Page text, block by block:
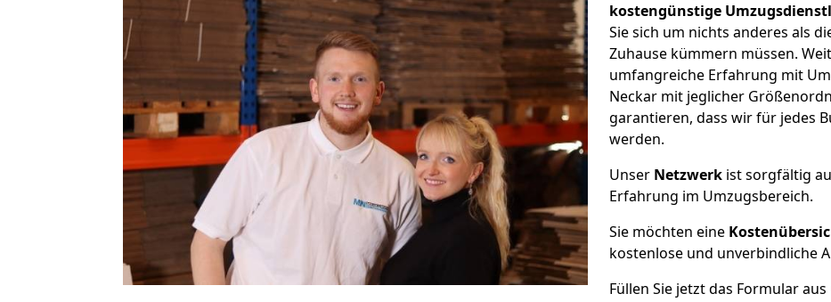
kostengünstige
Sie sich um nichts anderes als
Zuhause kümmern müssen.
umfangreiche Erfahrung mit
Neckar mit jeglicher
garantieren, dass wir für jedes
werden.
Unser Netzwerk ist sorgfältig
Erfahrung im Umzugsbereich.
Sie möchten eine
kostenlose und unverbindliche
Füllen Sie jetzt das Formular